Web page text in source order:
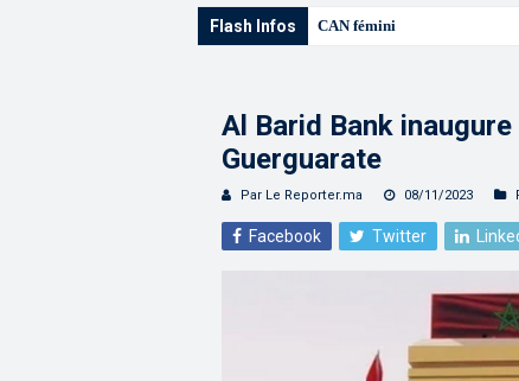
Flash Infos CAN féminine | “Nous avons
Al Barid Bank
Guerguarate
Par Le Reporter.ma 08/11/2023
Facebook Twitter